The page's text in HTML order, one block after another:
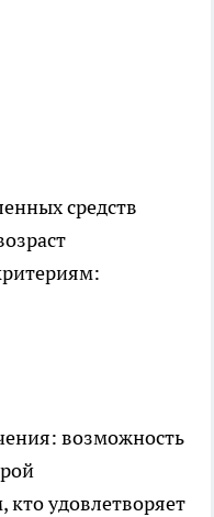
средств
возможность
кто удовлетворяет